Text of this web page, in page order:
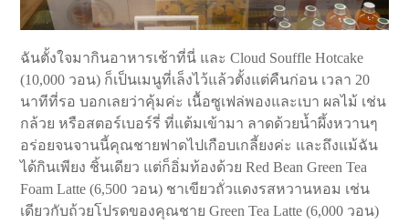
ฉันตั้งใจมากินอาหารเช้าที่นี่ และ Cloud Souffle Hotcake
(10,000 วอน) ก็เป็นเมนูที่เล็งไว้แล้วตั้งแต่คืนก่อน เวลา 20
นาทีที่รอ บอกเลยว่าคุ้มค่ะ เนื้อซูเฟล่พองและเบา ผลไม้ เช่น
กล้วย หรือสตอร์เบอร์รี่ ที่แต้มเข้ามา ลาดด้วยน้ำผึ้งหวานๆ
อร่อยจนจานนี้คุณชายฟาดไปเกือบเกลี้ยงค่ะ และถึงแม้ฉัน
ได้กินเพียง ชิ้นเดียว แต่ก็อิ่มท้องด้วย Red Bean Green Tea
Foam Latte (6,500 วอน) ชาเขียวถั่วแดงรสหวานหอม เช่น
เดียวกับถ้วยโปรดของคุณชาย Green Tea Latte (6,000 วอน)